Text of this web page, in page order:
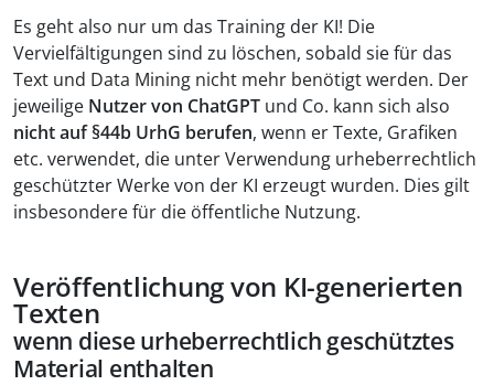
Es geht also nur um das Training der KI! Die
Vervielfältigungen sind zu löschen, sobald sie für das
Text und Data Mining nicht mehr benötigt werden. Der
jeweilige Nutzer von ChatGPT und Co. kann sich also
nicht auf §44b UrhG berufen, wenn er Texte, Grafiken
etc. verwendet, die unter Verwendung urheberrechtlich
geschützter Werke von der KI erzeugt wurden. Dies gilt
insbesondere für die öffentliche Nutzung.
Veröffentlichung von KI-generierten
Texten
wenn diese urheberrechtlich geschütztes
Material enthalten